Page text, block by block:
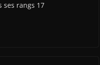
ses rangs 17